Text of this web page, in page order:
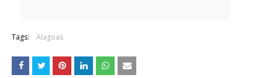
Tags: Alagoas